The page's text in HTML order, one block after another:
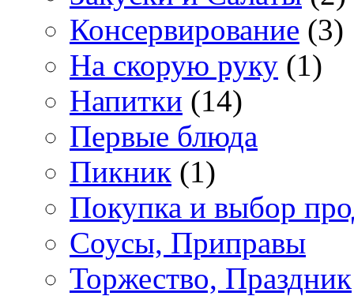
Консервирование (3)
На скорую руку (1)
Напитки (14)
Первые блюда
Пикник (1)
Покупка и выбор
Соусы, Приправы
Торжество, Праздник